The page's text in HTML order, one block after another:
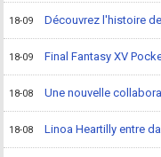
18-09 Découvrez l'histoire
18-09 Final Fantasy XV
18-08 Une nouvelle
18-08 Linoa Heartilly entre